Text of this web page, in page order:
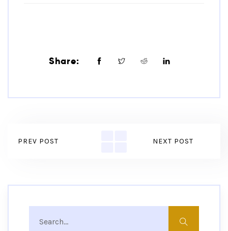
Share:
PREV POST NEXT POST